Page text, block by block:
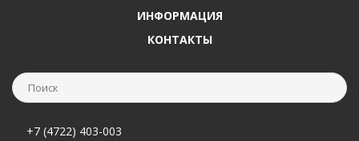
ИНФОРМАЦИЯ
КОНТАКТЫ
+7 (4722) 403-003